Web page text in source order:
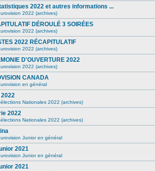
2022 et autres informations ...
2022 (archives)
DÉROULÉ 3 SOIRÉES
2022 (archives)
2022 RÉCAPITULATIF
2022 (archives)
D'OUVERTURE 2022
2022 (archives)
CANADA
en général
2022
Nationales 2022 (archives)
2022
Nationales 2022 (archives)
Junior en général
2021
Junior en général
2021